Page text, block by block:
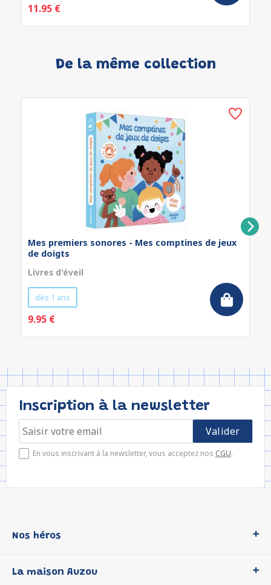
11.95 €
De la même collection
Mes premiers sonores - Mes comptines de jeux
de doigts
Livres d'éveil
dès 1 ans
9.95 €
Inscription à la newsletter
En vous inscrivant à la newsletter, vous acceptez nos CGU.
Nos héros
P'tit Loup
La maison Auzou